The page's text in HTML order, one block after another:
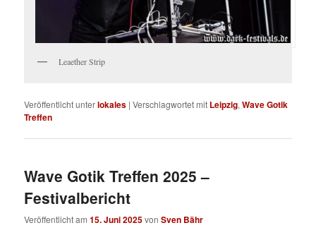
Leaether Strip
Veröffentlicht unterlokales |Verschlagwortet mit Leipzig,Wave Gotik
Treffen
Wave Gotik Treffen 2025 –
Festivalbericht
Veröffentlicht am15. Juni 2025vonSven Bähr